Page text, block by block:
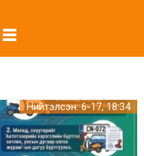
Нийтэлсэн: 6-17, 18:34